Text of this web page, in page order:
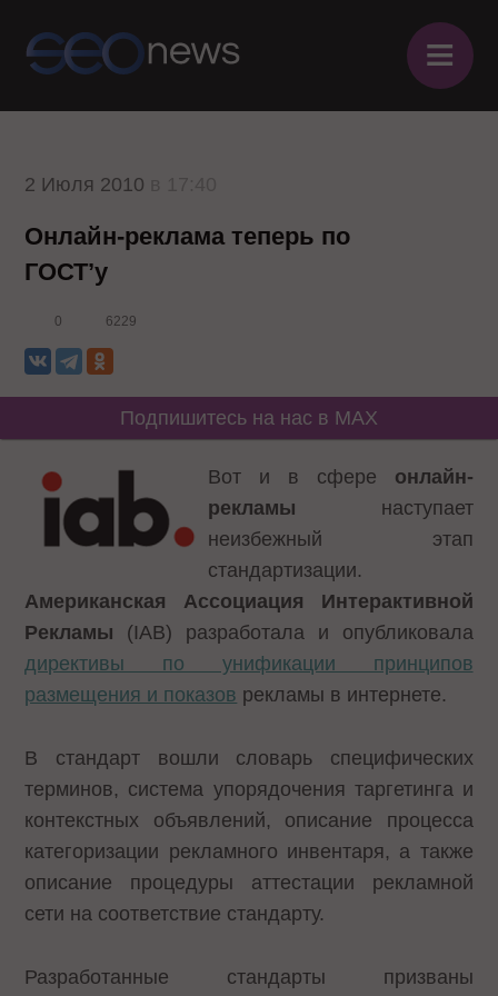
≡
2 Июля 2010
Онлайн-реклама теперь по
ГОСТ’у
0 6229
Подпишитесь на нас в MAX
Вот и в сфере онлайн-
рекламы наступает
неизбежный этап
стандартизации.
Американская Ассоциация Интерактивной
Рекламы (IAB) разработала и опубликовала
директивы по унификации принципов
размещения и показов рекламы в интернете.
В стандарт вошли словарь специфических
терминов, система упорядочения таргетинга и
контекстных объявлений, описание процесса
категоризации рекламного инвентаря, а также
описание процедуры аттестации рекламной
сети на соответствие стандарту.
Разработанные стандарты призваны